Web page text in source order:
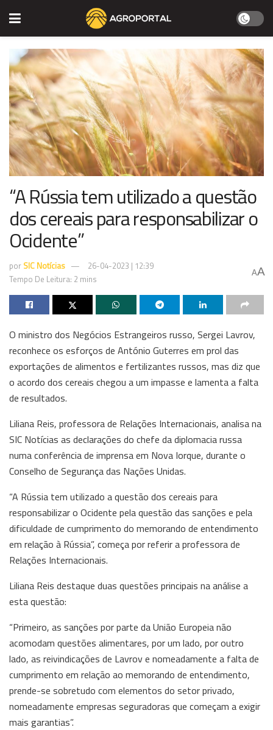
“A Rússia tem utilizado a questão
dos cereais para responsabilizar o
Ocidente”
por SIC Notícias
26-04-2023 | 12:39
Tempo De Leitura: 2 mins
AA
O ministro dos Negócios Estrangeiros russo, Sergei Lavrov,
reconhece os esforços de António Guterres em prol das
exportações de alimentos e fertilizantes russos, mas diz que
o acordo dos cereais chegou a um impasse e lamenta a falta
de resultados.
Liliana Reis, professora de Relações Internacionais, analisa na
SIC Notícias as declarações do chefe da diplomacia russa
numa conferência de imprensa em Nova Iorque, durante o
Conselho de Segurança das Nações Unidas.
“A Rússia tem utilizado a questão dos cereais para
responsabilizar o Ocidente pela questão das sanções e pela
dificuldade de cumprimento do memorando de entendimento
em relação à Rússia”, começa por referir a professora de
Relações Internacionais.
Liliana Reis destaque duas questões principais na análise a
esta questão:
“Primeiro, as sanções por parte da União Europeia não
acomodam questões alimentares, por um lado, por outro
lado, as reivindicações de Lavrov e nomeadamente a falta de
cumprimento em relação ao memorando de entendimento,
prende-se sobretudo com elementos do setor privado,
nomeadamente empresas seguradoras que começam a exigir
mais garantias”.